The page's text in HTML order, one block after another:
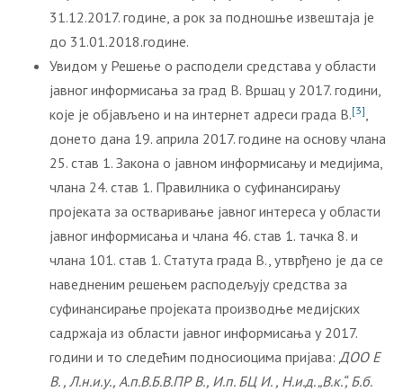
31.12.2017. године, а рок за подношње извештаја је
до 31.01.2018.године.
Увидом у Решење о расподели средстава у области
јавног информисања за град В. Вршац у 2017. години,
које је објављено и на интернет адреси града В.[3],
донето дана 19. априла 2017. године на основу члана
25. став 1. Закона о јавном информисању и медијима,
члана 24. став 1. Правилника о суфинансирању
пројеката за остваривање јавног интереса у области
јавног информисања и члана 46. став 1. тачка 8. и
члана 101. став 1. Статута града В., утврђено је да се
наведненим решењем расподељују средства за
суфинансирање пројеката производње медијских
садржаја из области јавног информисања у 2017.
години и то следећим подносиоцима пријава: ДОО Е
В. , Л.н.и.у., А.п.В.Б.В.ПР В., И.п. БЦ И. , Н.и.д. „В.к.“, Б.б.